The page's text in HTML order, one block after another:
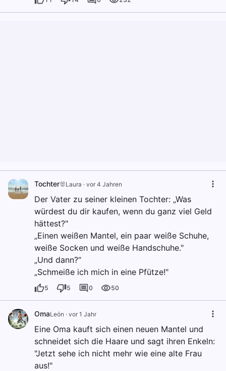
Tochter🐰Laura · vor 4 Jahren
Der Vater zu seiner kleinen Tochter: „Was
würdest du dir kaufen, wenn du ganz viel Geld
hättest?"
„Einen weißen Mantel, ein paar weiße Schuhe,
weiße Socken und weiße Handschuhe."
„Und dann?“
„Schmeiße ich mich in eine Pfütze!"
5 5 0 50
OmaLeón · vor 1 Jahr
Eine Oma kauft sich einen neuen Mantel und
schneidet sich die Haare und sagt ihren Enkeln:
"Jetzt sehe ich nicht mehr wie eine alte Frau
aus!"